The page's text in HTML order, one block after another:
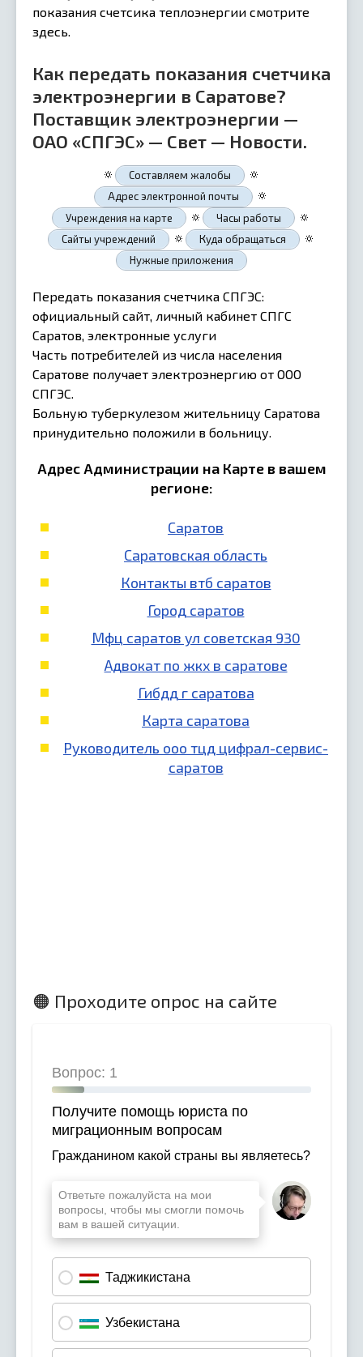
показания счетсика теплоэнергии смотрите
здесь.
Как передать показания счетчика
электроэнергии в Саратове?
Поставщик электроэнергии —
ОАО «СПГЭС» — Свет — Новости.
🔅 Составляем жалобы 🔅
Адрес электронной почты 🔅
Учреждения на карте 🔅 Часы работы 🔅
Сайты учреждений 🔅 Куда обращаться 🔅
Нужные приложения
Передать показания счетчика СПГЭС:
официальный сайт, личный кабинет СПГС
Саратов, электронные услуги
Часть потребителей из числа населения
Саратове получает электроэнергию от ООО
СПГЭС.
Больную туберкулезом жительницу Саратова
принудительно положили в больницу.
Адрес Администрации на Карте в вашем
регионе:
Саратов
Саратовская область
Контакты втб саратов
Город саратов
Мфц саратов ул советская 930
Адвокат по жкх в саратове
Гибдд г саратова
Карта саратова
Руководитель ооо тцд цифрал-сервис-
саратов
🟠 Проходите опрос на сайте